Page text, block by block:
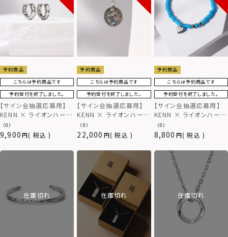
予約商品
こちらは予約商品です
予約受付を終了しました。
【サイン会抽選応募用】
KENN × ライオンハート
コラボピアス/サージカル
ステンレス
（0）
9,900 税込
予約商品
こちらは予約商品です
予約受付を終了しました。
【サイン会抽選応募用】
KENN × ライオンハート
コラボネックレス/シルバ
ー925
（0）
22,000 税込
予約商品
こちらは予約商品です
予約受付を終了しました。
【サイン会抽選応募用】
KENN × ライオンハート
コラボブレスレット/ビー
ズ
（0）
8,800 税込
在庫切れ 在庫切れ 在庫切れ